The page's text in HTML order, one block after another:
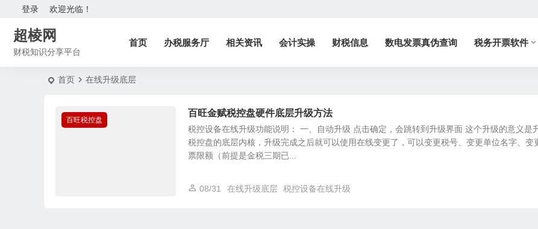
欢迎光临！
登录
超棱网
财税知识分享平台
首页 办税服务厅 相关资讯 会计实操 财税信息 数电发票真伪查询 税务开票软件
首页 在线升级底层
百旺税控盘
百旺金赋税控盘硬件底层升级方法
税控设备在线升级功能说明： 一、自动升级 点击确定，会跳转到升级界面 这个升级的意义是
税控盘的底层内核，升级完成之后就可以使用在线变更了，可以变更税号、变更单位名字、变
票限额（前提是金税三期已...
08/31 在线升级底层 税控设备在线升级